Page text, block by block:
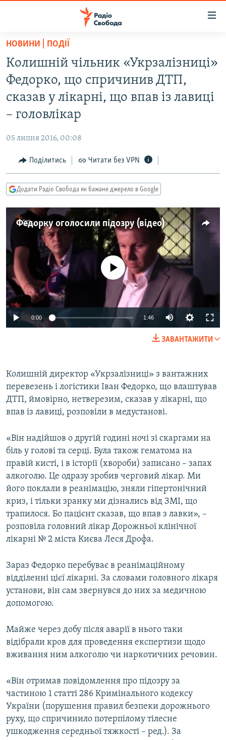
Перейти
основного
матеріалу
до
основної
Перейти
пошуку
ВСЕ ЗА ДОБУ
КУЛЬТУРА
СПОРТ
СВІТ
ДОНБАС.РЕАЛІЇ
КРИМ.РЕАЛІЇ
ТИ ЯК?
КИТАЙ.ВИКЛИКИ
МУЛЬТИМЕДІА
ФОТО
СПЕЦПРОЄКТИ
ПОДКАСТИ
КРИМ РЕАЛІЇ
РУС
ДОЛУЧАЙСЯ!
Усі сайти RFE/RL
НОВИНИ | ПОДІЇ
Колишній чільник «Укрзалізниці»
Федорко, що спричинив ДТП,
сказав у лікарні, що впав із лавиці
– головлікар
05 липня 2016, 00:08
Поділитись Читати без VPN
Додати Радіо Свобода як бажане джерело в Google
Федорку оголосили підозру (відео)
No media source currently available
0:00 1:46
ЗАВАНТАЖИТИ
Колишній директор «Укрзалізниці» з вантажних
перевезень і логістики Іван Федорко, що влаштував
ДТП, ймовірно, нетверезим, сказав у лікарні, що
впав із лавиці, розповіли в медустанові.
«Він надійшов о другій годині ночі зі скаргами на
біль у голові та серці. Була також гематома на
правій кисті, і в історії (хвороби) записано – запах
алкоголю. Це одразу зробив черговий лікар. Ми
його поклали в реанімацію, зняли гіпертонічний
криз, і тільки зранку ми дізнались від ЗМІ, що
трапилося. Бо пацієнт сказав, що впав з лавки», –
розповіла головний лікар Дорожньої клінічної
лікарні № 2 міста Києва Леся Дрофа.
Зараз Федорко перебуває в реанімаційному
відділенні цієї лікарні. За словами головного лікаря
установи, він сам звернувся до них за медичною
допомогою.
Майже через добу після аварії в нього таки
відібрали кров для проведення експертизи щодо
вживання ним алкоголю чи наркотичних речовин.
«Він отримав повідомлення про підозру за
частиною 1 статті 286 Кримінального кодексу
України (порушення правил безпеки дорожнього
руху, що спричинило потерпілому тілесне
ушкодження середньої тяжкості – ред.). За